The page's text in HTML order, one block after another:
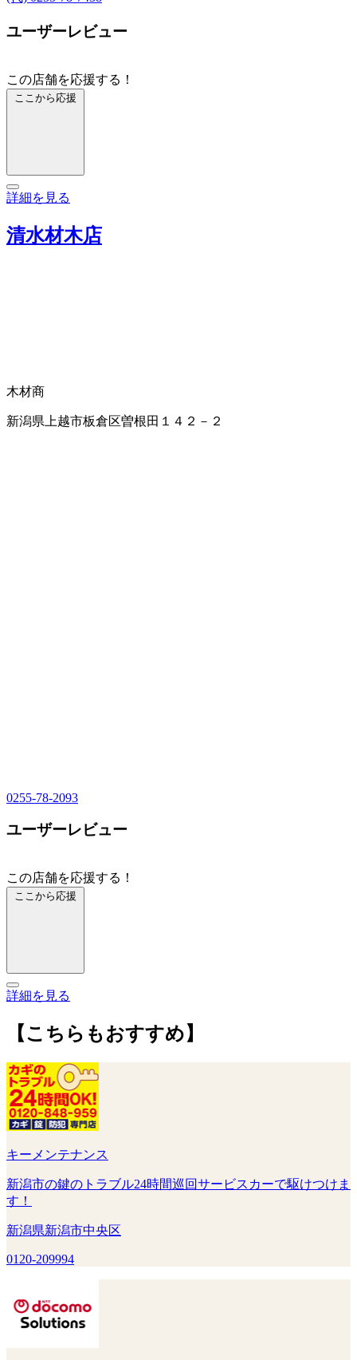
ユーザーレビュー
この店舗を応援する！
ここから応援
詳細を見る
清水材木店
木材商
新潟県上越市板倉区曽根田１４２－２
0255-78-2093
ユーザーレビュー
この店舗を応援する！
ここから応援
詳細を見る
【こちらもおすすめ】
キーメンテナンス
新潟市の鍵のトラブル24時間巡回サービスカーで駆けつけま
す！
新潟県新潟市中央区
0120-209994